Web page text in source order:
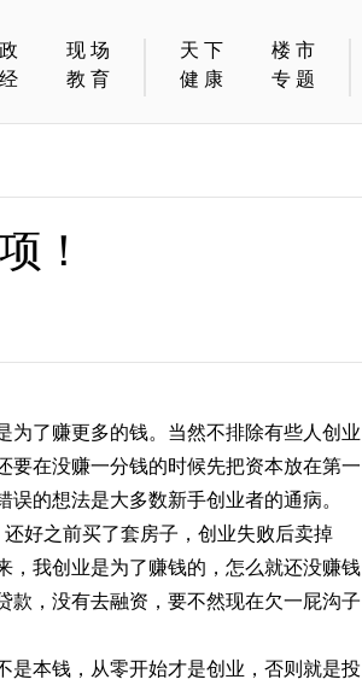
政
现场
经
教育
天下
楼市
健康
专题
！
为了赚更多的钱。当然不排除有些人创业
要在没赚一分钱的时候先把资本放在第一
的想法是大多数新手创业者的通病。
好之前买了套房子，创业失败后卖掉
，我创业是为了赚钱的，怎么就还没赚钱
款，没有去融资，要不然现在欠一屁沟子
是本钱，从零开始才是创业，否则就是投